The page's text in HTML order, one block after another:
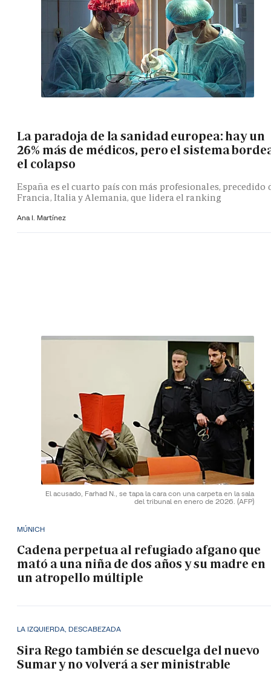
La paradoja de la sanidad europea: hay un
26% más de médicos, pero el sistema
el colapso
España es el cuarto país con más profesionales, precedido
Francia, Italia y Alemania, que lidera el ranking
Ana I. Martínez
El acusado, Farhad N., se tapa la cara con una carpeta en la sala
del tribunal en enero de 2026. (AFP)
MÚNICH
Cadena perpetua al refugiado afgano que
mató a una niña de dos años y su madre en
un atropello múltiple
LA IZQUIERDA, DESCABEZADA
Sira Rego también se descuelga del nuevo
Sumar y no volverá a ser ministrable